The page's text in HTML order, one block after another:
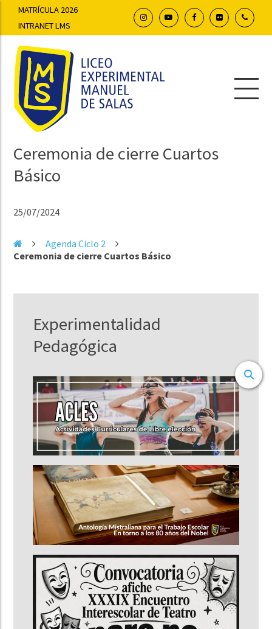
MATRÍCULA 2026
INTRANET LMS
Ceremonia de cierre Cuartos
Básico
25/07/2024
Agenda Ciclo 2
Ceremonia de cierre Cuartos Básico
Experimentalidad
Pedagógica